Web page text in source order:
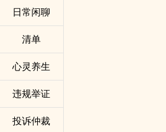
日常闲聊
清单
心灵养生
违规举证
投诉仲裁